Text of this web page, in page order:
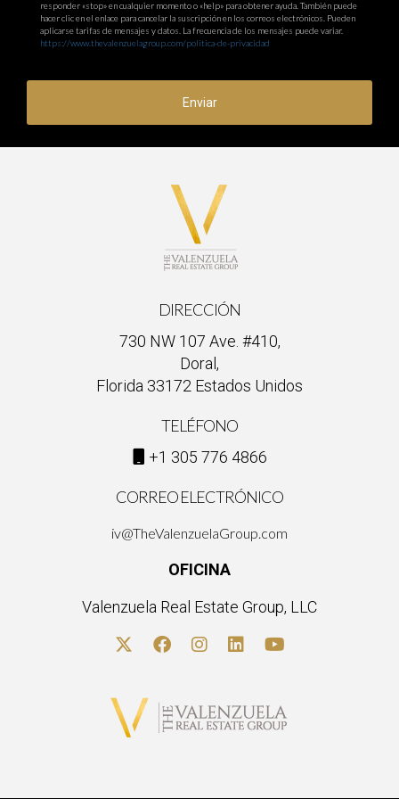
responder «stop» en cualquier momento o «help» para obtener ayuda. También puede
hacer clic en el enlace para cancelar la suscripción en los correos electrónicos. Pueden
aplicarse tarifas de mensajes y datos. La frecuencia de los mensajes puede variar.
https://www.thevalenzuelagroup.com/politica-de-privacidad
Enviar
DIRECCIÓN
730 NW 107 Ave. #410,
Doral,
Florida 33172 Estados Unidos
TELÉFONO
+1 305 776 4866
CORREO ELECTRÓNICO
iv@TheValenzuelaGroup.com
OFICINA
Valenzuela Real Estate Group, LLC